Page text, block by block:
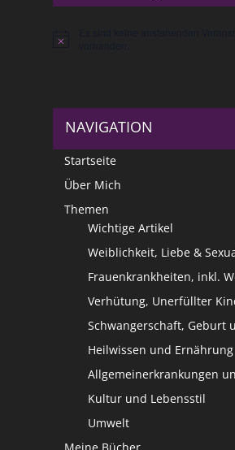
Hinweis
NAVIGATION
Startseite
Über Mich
Themen
Wichtige Artikel
Weiblichkeit, Liebe &
Frauenkrankheiten, inkl.
Verhütung, Unerfüllter
Schwangerschaft, Geburt
Heilwissen und Ernährung
Allgemeinerkrankungen
Kultur und Lebensstil
Umwelt